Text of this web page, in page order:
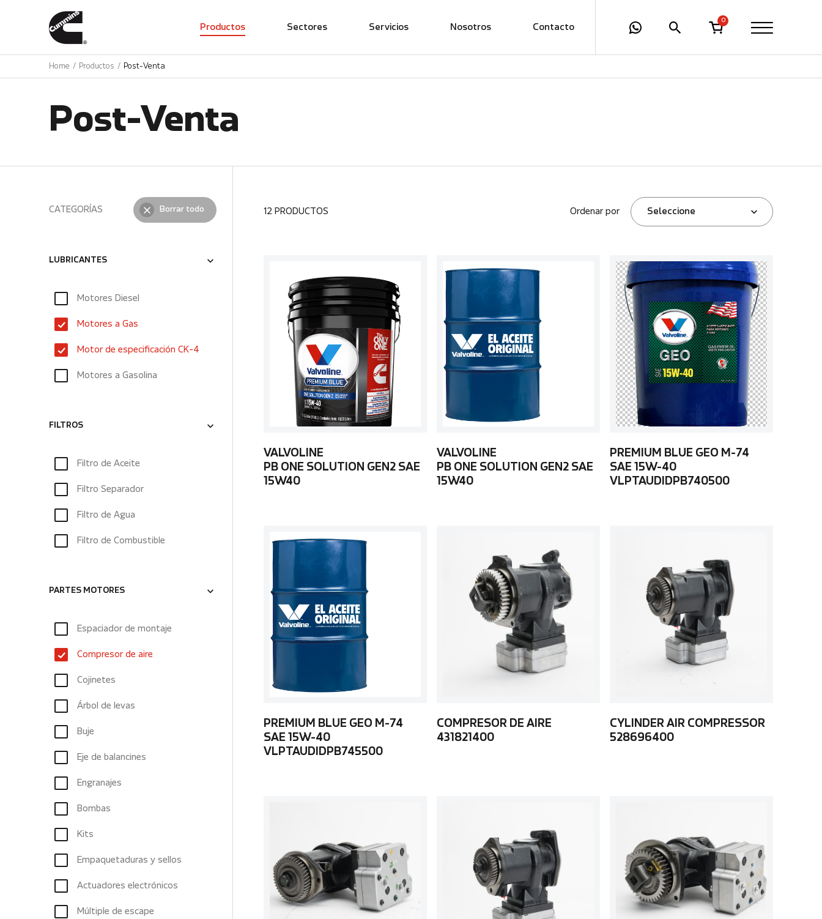
Productos Sectores Servicios Nosotros Contacto
0
Home Productos Post-Venta
Post-Venta
CATEGORÍAS Borrar todo
LUBRICANTES
Motores Diesel
Motores a Gas
Motor de especificación CK-4
Motores a Gasolina
FILTROS
Filtro de Aceite
Filtro Separador
Filtro de Agua
Filtro de Combustible
PARTES MOTORES
Espaciador de montaje
Compresor de aire
Cojinetes
Árbol de levas
Buje
Eje de balancines
Engranajes
Bombas
Kits
Empaquetaduras y sellos
Actuadores electrónicos
Múltiple de escape
12 PRODUCTOS Ordenar por Seleccione
VALVOLINE
PB ONE SOLUTION GEN2 SAE
15W40
VALVOLINE
PB ONE SOLUTION GEN2 SAE
15W40
PREMIUM BLUE GEO M-74
SAE 15W-40
VLPTAUDIDPB740500
PREMIUM BLUE GEO M-74
SAE 15W-40
VLPTAUDIDPB745500
COMPRESOR DE AIRE
431821400
CYLINDER AIR COMPRESSOR
528696400